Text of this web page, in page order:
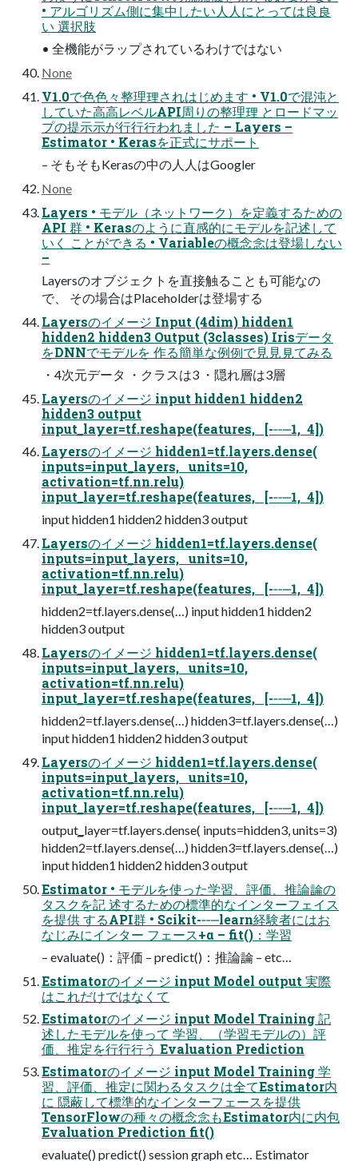
• アルゴリズム側に集中したい⼈人にとっては良良
い 選択肢
• 全機能がラップされているわけではない
None
V1.0で⾊色々整理理されはじめます • V1.0で混沌と
していた⾼高レベルAPI周りの整理理 とロードマッ
プの提⽰示が⾏行行われました – Layers –
Estimator • Kerasを正式にサポート
– そもそもKerasの中の⼈人はGoogler
None
Layers • モデル（ネットワーク）を定義するための
API 群 • Kerasのように直感的にモデルを記述して
いく ことができる • Variableの概念念は登場しない
–
Layersのオブジェクトを直接触ることも可能なの
で、 その場合はPlaceholderは登場する
Layersのイメージ Input (4dim) hidden1
hidden2 hidden3 Output (3classes) Irisデータ
をDNNでモデルを 作る簡単な例例で⾒見見てみる
・4次元データ ・クラスは3 ・隠れ層は3層
Layersのイメージ input hidden1 hidden2
hidden3 output
input_̲layer=tf.reshape(features, [-‐‑‒1, 4])
Layersのイメージ hidden1=tf.layers.dense(
inputs=input_̲layers, units=10,
activation=tf.nn.relu)
input_̲layer=tf.reshape(features, [-‐‑‒1, 4])
input hidden1 hidden2 hidden3 output
Layersのイメージ hidden1=tf.layers.dense(
inputs=input_̲layers, units=10,
activation=tf.nn.relu)
input_̲layer=tf.reshape(features, [-‐‑‒1, 4])
hidden2=tf.layers.dense(…) input hidden1 hidden2
hidden3 output
Layersのイメージ hidden1=tf.layers.dense(
inputs=input_̲layers, units=10,
activation=tf.nn.relu)
input_̲layer=tf.reshape(features, [-‐‑‒1, 4])
hidden2=tf.layers.dense(…) hidden3=tf.layers.dense(…)
input hidden1 hidden2 hidden3 output
Layersのイメージ hidden1=tf.layers.dense(
inputs=input_̲layers, units=10,
activation=tf.nn.relu)
input_̲layer=tf.reshape(features, [-‐‑‒1, 4])
output_̲layer=tf.layers.dense( inputs=hidden3, units=3)
hidden2=tf.layers.dense(…) hidden3=tf.layers.dense(…)
input hidden1 hidden2 hidden3 output
Estimator • モデルを使った学習、評価、推論論の
タスクを記 述するための標準的なインターフェイス
を提供 するAPI群 • Scikit-‐‑‒learn経験者にはお
なじみにインター フェース+α – fit()：学習
– evaluate()：評価 – predict()：推論論 – etc…
Estimatorのイメージ input Model output 実際
はこれだけではなくて
Estimatorのイメージ input Model Training 記
述したモデルを使って 学習、（学習モデルの）評
価、推定を⾏行行う Evaluation Prediction
Estimatorのイメージ input Model Training 学
習、評価、推定に関わるタスクは全てEstimator内
に 隠蔽して標準的なインターフェースを提供
TensorFlowの種々の概念念もEstimator内に内包
Evaluation Prediction fit()
evaluate() predict() session graph etc… Estimator